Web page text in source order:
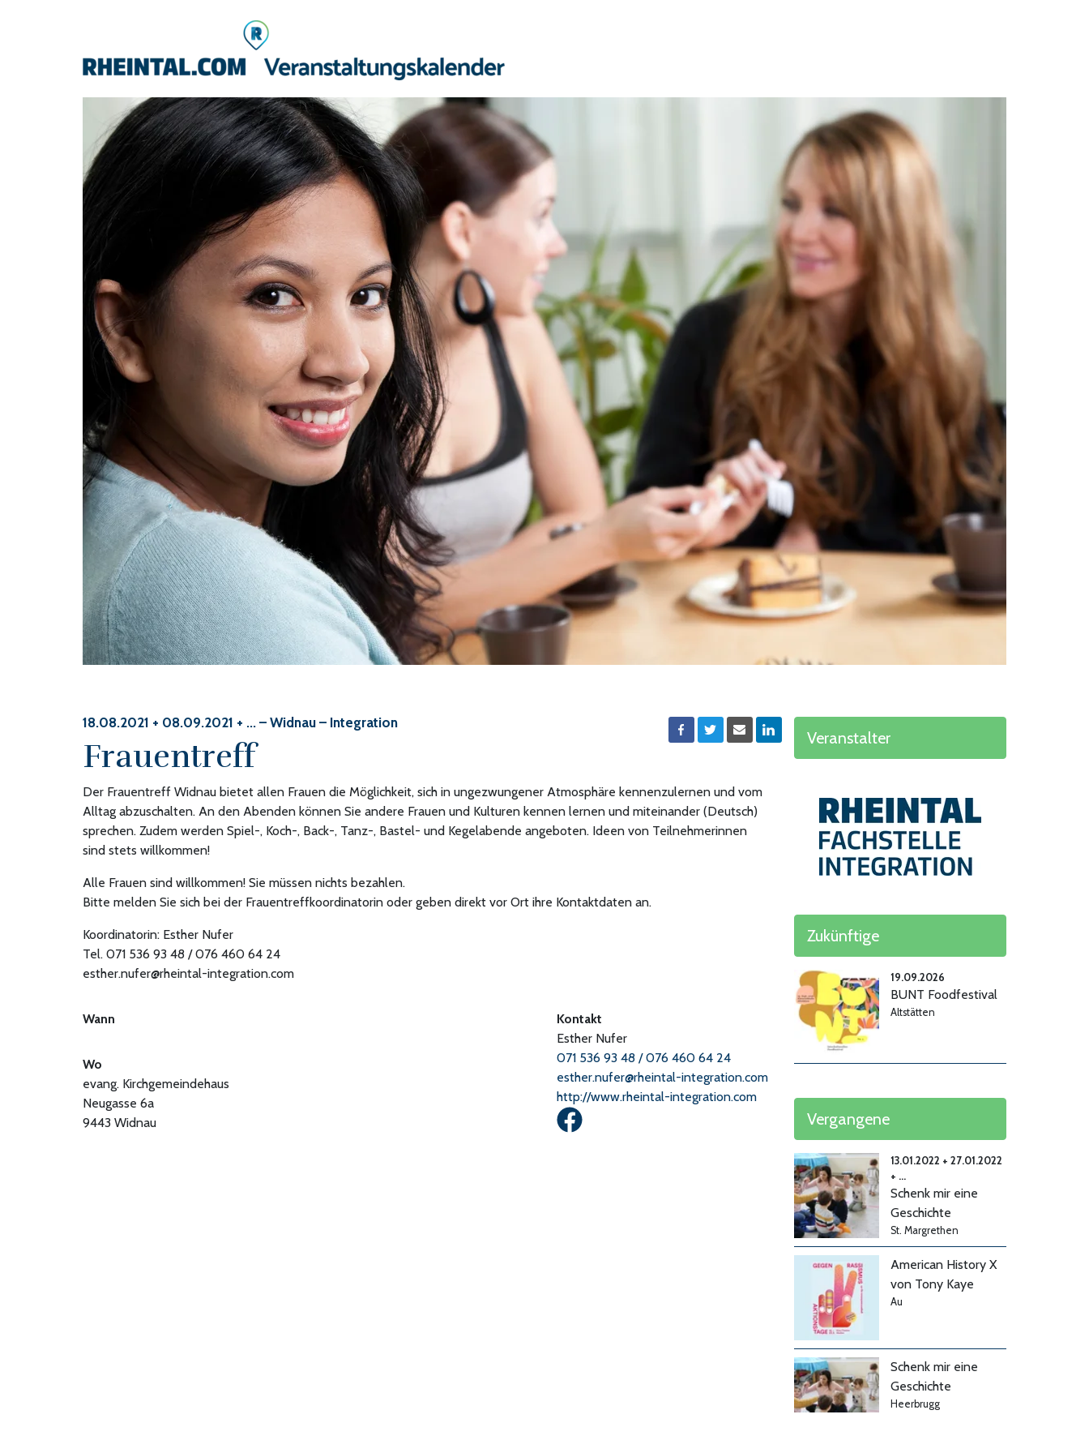
18.08.2021 + 08.09.2021 + ... – Widnau – Integration
Frauentreff
Der Frauentreff Widnau bietet allen Frauen die Möglichkeit, sich in ungezwungener Atmosphäre kennenzulernen und vom
Alltag abzuschalten. An den Abenden können Sie andere Frauen und Kulturen kennen lernen und miteinander (Deutsch)
sprechen. Zudem werden Spiel-, Koch-, Back-, Tanz-, Bastel- und Kegelabende angeboten. Ideen von Teilnehmerinnen
sind stets willkommen!
Alle Frauen sind willkommen! Sie müssen nichts bezahlen.
Bitte melden Sie sich bei der Frauentreffkoordinatorin oder geben direkt vor Ort ihre Kontaktdaten an.
Koordinatorin: Esther Nufer
Tel. 071 536 93 48 / 076 460 64 24
esther.nufer@rheintal-integration.com
Wann
Wo
evang. Kirchgemeindehaus
Neugasse 6a
9443 Widnau
Kontakt
Esther Nufer
071 536 93 48 / 076 460 64 24
esther.nufer@rheintal-integration.com
http://www.rheintal-integration.com
Veranstalter
Zukünftige
19.09.2026
BUNT Foodfestival
Altstätten
Vergangene
13.01.2022 + 27.01.2022
+ ...
Schenk mir eine
Geschichte
St. Margrethen
American History X
von Tony Kaye
Au
Schenk mir eine
Geschichte
Heerbrugg